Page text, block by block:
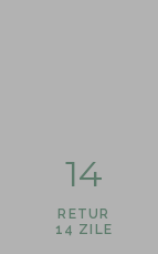
14
RETUR
14 ZILE